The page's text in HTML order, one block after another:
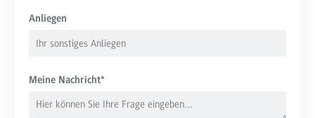
Anliegen
Meine Nachricht*